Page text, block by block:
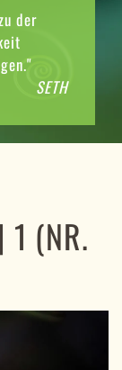
der
SETH
1 (NR.